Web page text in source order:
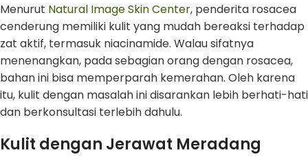
Menurut Natural Image Skin Center, penderita rosacea
cenderung memiliki kulit yang mudah bereaksi terhadap
zat aktif, termasuk niacinamide. Walau sifatnya
menenangkan, pada sebagian orang dengan rosacea,
bahan ini bisa memperparah kemerahan. Oleh karena
itu, kulit dengan masalah ini disarankan lebih berhati-hati
dan berkonsultasi terlebih dahulu.
Kulit dengan Jerawat Meradang